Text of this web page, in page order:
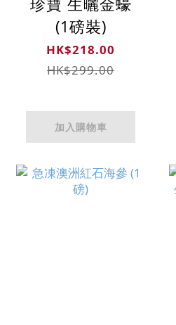
(1磅裝)
HK$218.00
HK$299.00
加入購物車